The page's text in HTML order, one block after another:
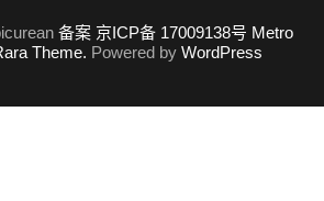
备案 京ICP备 17009138号 Metro
Theme. Powered by WordPress